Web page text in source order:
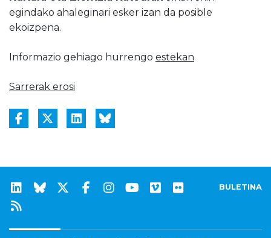
egindako ahaleginari esker izan da posible
ekoizpena.
Informazio gehiago hurrengo estekan
Sarrerak erosi
BULETINA